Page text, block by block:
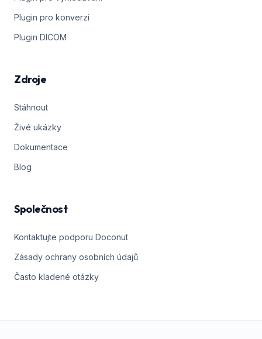
Plugin pro konverzi
Plugin DICOM
Zdroje
Stáhnout
Živé ukázky
Dokumentace
Blog
Společnost
Kontaktujte podporu Doconut
Zásady ochrany osobních údajů
Často kladené otázky